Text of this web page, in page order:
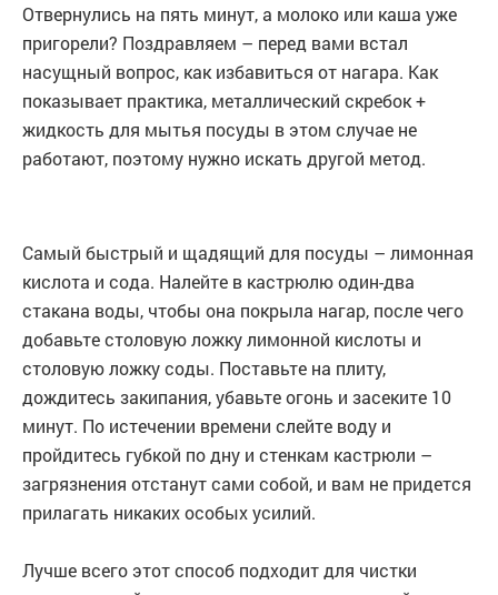
Отвернулись на пять минут, а молоко или каша уже
пригорели? Поздравляем – перед вами встал
насущный вопрос, как избавиться от нагара. Как
показывает практика, металлический скребок +
жидкость для мытья посуды в этом случае не
работают, поэтому нужно искать другой метод.
Самый быстрый и щадящий для посуды – лимонная
кислота и сода. Налейте в кастрюлю один-два
стакана воды, чтобы она покрыла нагар, после чего
добавьте столовую ложку лимонной кислоты и
столовую ложку соды. Поставьте на плиту,
дождитесь закипания, убавьте огонь и засеките 10
минут. По истечении времени слейте воду и
пройдитесь губкой по дну и стенкам кастрюли –
загрязнения отстанут сами собой, и вам не придется
прилагать никаких особых усилий.
Лучше всего этот способ подходит для чистки